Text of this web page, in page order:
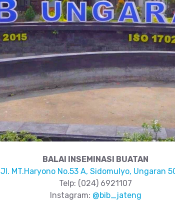
BALAI INSEMINASI BUATAN
Jl. MT.Haryono No.53 A, Sidomulyo, Ungaran
Telp: (024) 6921107
Instagram: @bib_jateng